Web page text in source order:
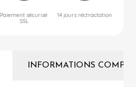
Paiement sécurisé
SSL
14 jours réctractation
INFORMATIONS